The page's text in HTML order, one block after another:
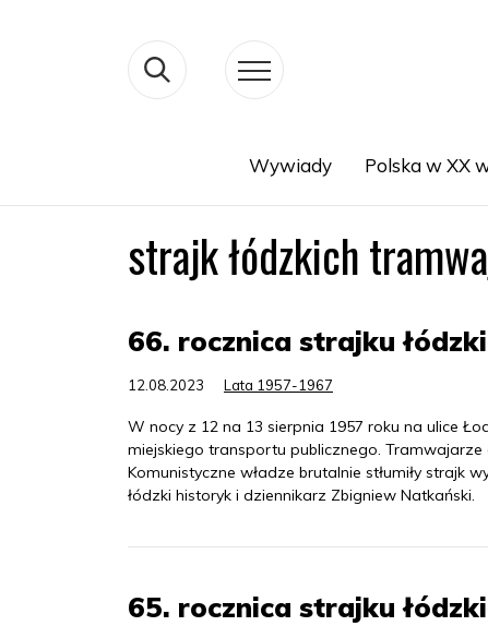
Wywiady Polska w XX
strajk łódzkich
66. rocznica strajku
12.08.2023 Lata 1957-1967
W nocy z 12 na 13 sierpnia 1957 roku na ulice
miejskiego transportu publicznego.
Komunistyczne władze brutalnie stłumiły strajk
łódzki historyk i dziennikarz Zbigniew Natkański.
65. rocznica strajku